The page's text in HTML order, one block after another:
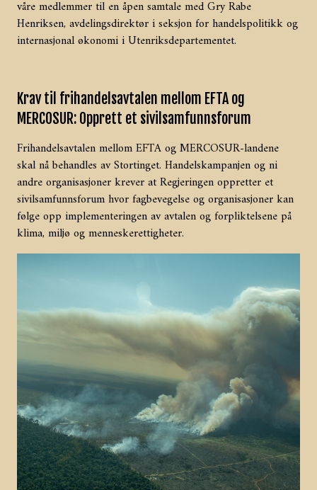
våre medlemmer til en åpen samtale med Gry Rabe
Henriksen, avdelingsdirektør i seksjon for handelspolitikk og
internasjonal økonomi i Utenriksdepartementet.
Krav til frihandelsavtalen mellom EFTA og
MERCOSUR: Opprett et sivilsamfunnsforum
Frihandelsavtalen mellom EFTA og MERCOSUR-landene
skal nå behandles av Stortinget. Handelskampanjen og ni
andre organisasjoner krever at Regjeringen oppretter et
sivilsamfunnsforum hvor fagbevegelse og organisasjoner kan
følge opp implementeringen av avtalen og forpliktelsene på
klima, miljø og menneskerettigheter.